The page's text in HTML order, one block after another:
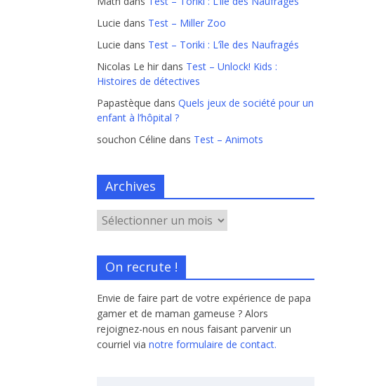
Lucie dans Test – Miller Zoo
Lucie dans Test – Toriki : L’île des Naufragés
Nicolas Le hir dans Test – Unlock! Kids :
Histoires de détectives
Papastèque dans Quels jeux de société pour un
enfant à l’hôpital ?
souchon Céline dans Test – Animots
Archives
On recrute !
Envie de faire part de votre expérience de papa
gamer et de maman gameuse ? Alors
rejoignez-nous en nous faisant parvenir un
courriel via notre formulaire de contact.